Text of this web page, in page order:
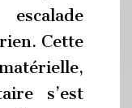
Cette
s’est